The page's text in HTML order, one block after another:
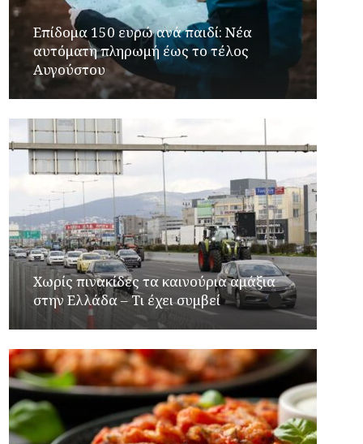
Επίδομα 150 ευρώ ανά παιδί: Νέα
αυτόματη πληρωμή έως το τέλος
Αυγούστου
Χωρίς πινακίδες τα καινούρια αμάξια
στην Ελλάδα – Τι έχει συμβεί